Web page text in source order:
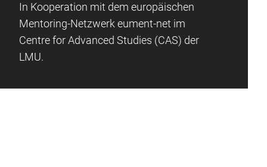
In Kooperation mit dem europäischen
Mentoring-Netzwerk eument-net im
Centre for Advanced Studies (CAS) der
LMU.